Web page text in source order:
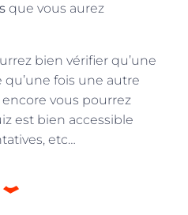
que vous aurez
bien vérifier qu’une
qu’une fois une autre
vous pourrez
est bien accessible
etc…